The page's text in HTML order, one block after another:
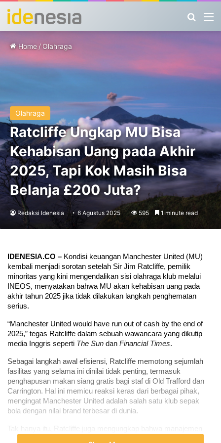
Home / Olahraga
Olahraga
Ratcliffe Ungkap MU Bisa
Kehabisan Uang pada Akhir
2025, Tapi Kok Masih Bisa
Belanja £200 Juta?
Redaksi Idenesia 6 Agustus 2025 595 1 minute read
IDENESIA.CO – Kondisi keuangan Manchester United (MU)
kembali menjadi sorotan setelah Sir Jim Ratcliffe, pemilik
minoritas yang kini mengendalikan sisi olahraga klub melalui
INEOS, menyatakan bahwa MU akan kehabisan uang pada
akhir tahun 2025 jika tidak dilakukan langkah penghematan
serius.
“Manchester United would have run out of cash by the end of
2025,” tegas Ratcliffe dalam sebuah wawancara yang dikutip
media Inggris seperti The Sun dan Financial Times.
Sebagai langkah awal efisiensi, Ratcliffe memotong sejumlah
fasilitas yang selama ini dinilai tidak penting, termasuk
penghapusan makan siang gratis bagi staf di Old Trafford dan
Carrington. Hal ini memicu reaksi keras dari berbagai pihak,
mengingat Manchester United adalah salah satu klub sepak
bola dengan nilai brand terbesar di dunia.